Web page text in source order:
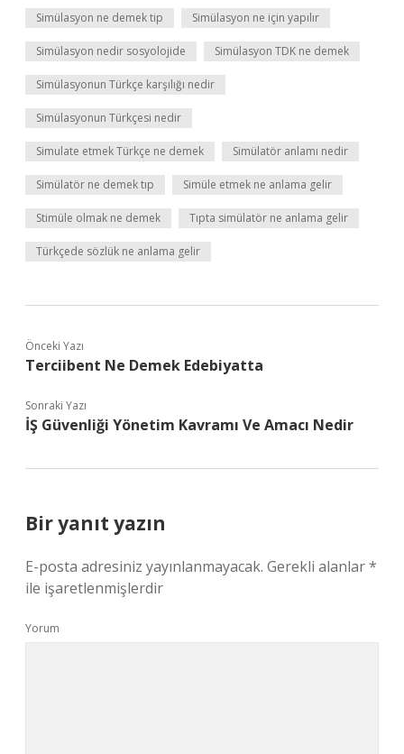
Simülasyon ne demek tip Simülasyon ne için yapılır
Simülasyon nedir sosyolojide Simülasyon TDK ne demek
Simülasyonun Türkçe karşılığı nedir
Simülasyonun Türkçesi nedir
Simulate etmek Türkçe ne demek Simülatör anlamı nedir
Simülatör ne demek tıp Simüle etmek ne anlama gelir
Stimüle olmak ne demek Tıpta simülatör ne anlama gelir
Türkçede sözlük ne anlama gelir
Önceki Yazı
Terciibent Ne Demek Edebiyatta
Sonraki Yazı
İŞ Güvenliği Yönetim Kavramı Ve Amacı Nedir
Bir yanıt yazın
E-posta adresiniz yayınlanmayacak. Gerekli alanlar*
ile işaretlenmişlerdir
Yorum